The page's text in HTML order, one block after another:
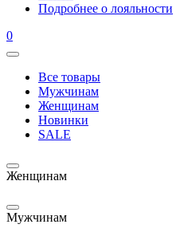
Подробнее о лояльности
0
Все товары
Мужчинам
Женщинам
Новинки
SALE
Женщинам
Мужчинам